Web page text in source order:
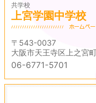
共学校
上宮学園中学校
〒543-0037
大阪市天王寺区上之宮
06-6771-5701